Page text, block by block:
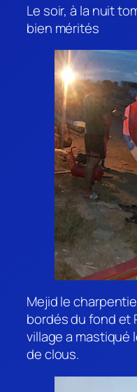
Le soir, à la nuit
bien mérités
Mejid le
bordés du fond et
village a
de clous.